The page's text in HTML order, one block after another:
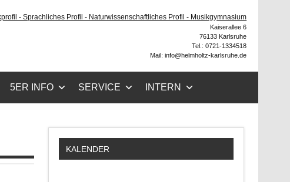
- Sprachliches Profil - Naturwissenschaftliches Profil - Musikgymnasium
Kaiserallee 6
76133 Karlsruhe
Tel.: 0721-1334518
Mail: info@helmholtz-karlsruhe.de
5ER INFO SERVICE INTERN
KALENDER